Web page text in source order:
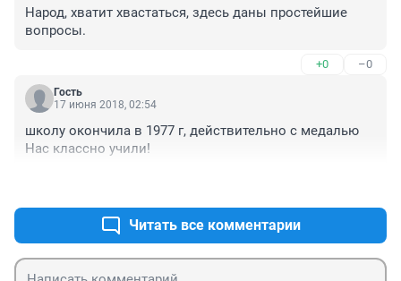
Народ, хватит хвастаться, здесь даны простейшие
вопросы.
+0 –0
Гость
17 июня 2018, 02:54
школу окончила в 1977 г, действительно с медалью
Нас классно учили!
Читать все комментарии